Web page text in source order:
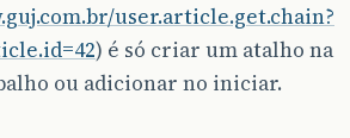
user.article.get.chain?
) é só criar um atalho na
ou adicionar no iniciar.